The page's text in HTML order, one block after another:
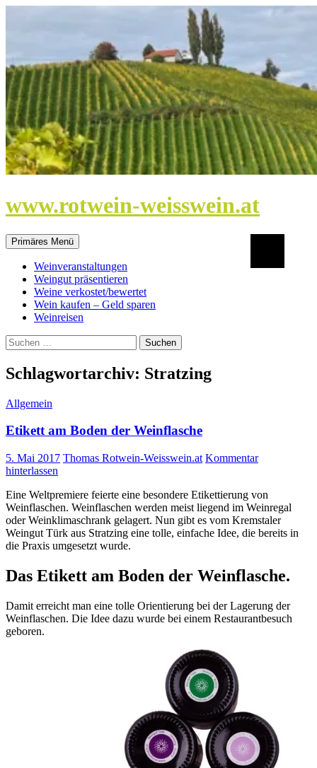
www.rotwein-weisswein.at
Primäres Menü
Weinveranstaltungen
Weingut präsentieren
Weine verkostet/bewertet
Wein kaufen – Geld sparen
Weinreisen
Suchen
nach:
Schlagwortarchiv: Stratzing
Allgemein
Etikett am Boden der Weinflasche
5. Mai 2017 Thomas Rotwein-Weisswein.at Kommentar
hinterlassen
Eine Weltpremiere feierte eine besondere Etikettierung von
Weinflaschen. Weinflaschen werden meist liegend im Weinregal
oder Weinklimaschrank gelagert. Nun gibt es vom Kremstaler
Weingut Türk aus Stratzing eine tolle, einfache Idee, die bereits in
die Praxis umgesetzt wurde.
Das Etikett am Boden der Weinflasche.
Damit erreicht man eine tolle Orientierung bei der Lagerung der
Weinflaschen. Die Idee dazu wurde bei einem Restaurantbesuch
geboren.